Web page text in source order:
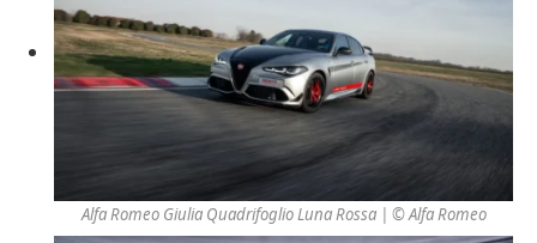
Alfa Romeo Giulia Quadrifoglio Luna Rossa | © Alfa Romeo